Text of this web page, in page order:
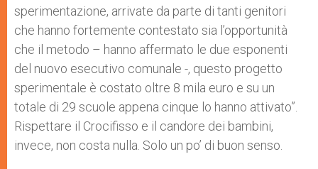
sperimentazione, arrivate da parte di tanti genitori
che hanno fortemente contestato sia l’opportunità
che il metodo – hanno affermato le due esponenti
del nuovo esecutivo comunale -, questo progetto
sperimentale è costato oltre 8 mila euro e su un
totale di 29 scuole appena cinque lo hanno attivato”.
Rispettare il Crocifisso e il candore dei bambini,
invece, non costa nulla. Solo un po’ di buon senso.